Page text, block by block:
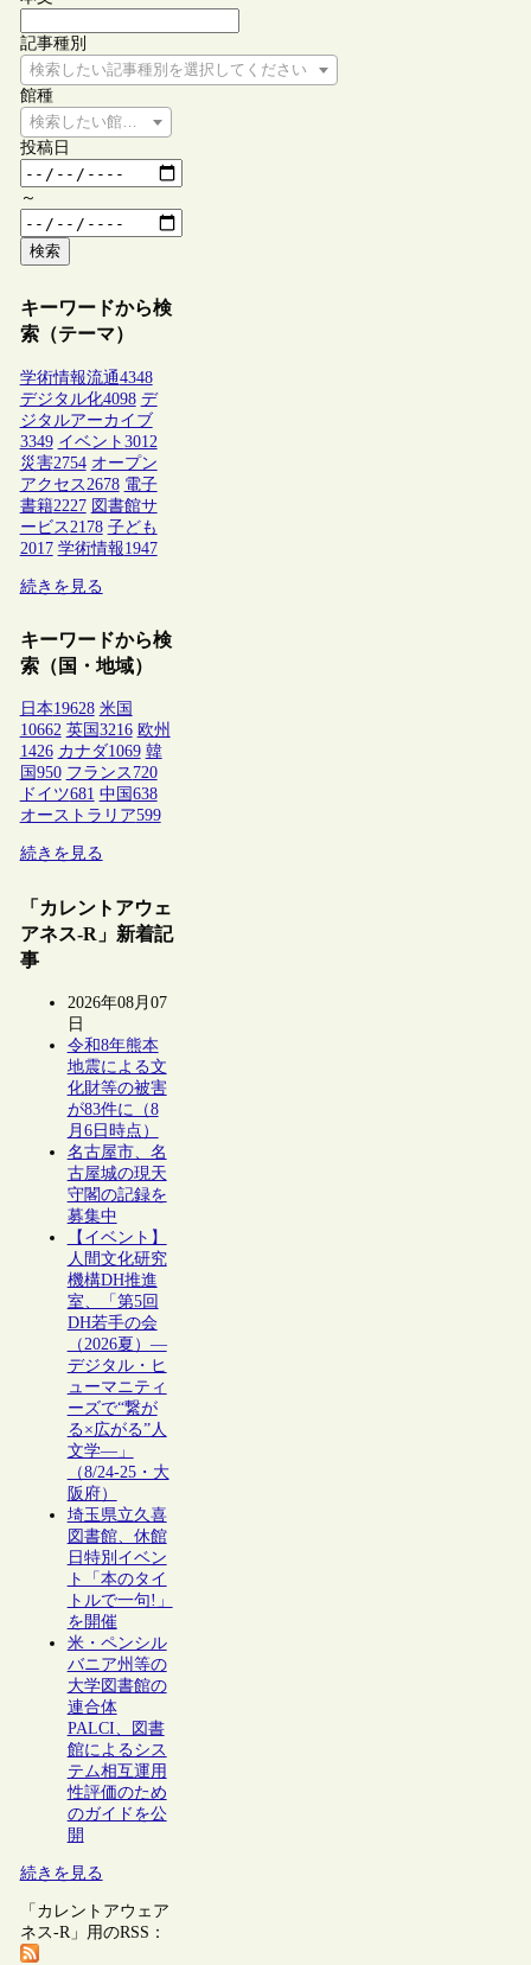
記事種別
検索したい記事種別を選択してください
館種
検索したい館種を選択してください
投稿日
～
検索
キーワードから検
索（テーマ）
学術情報流通4348
デジタル化4098 デ
ジタルアーカイブ
3349 イベント 3012
災害2754 オープン
アクセス 2678 電子
書籍2227 図書館サ
ービス 2178 子ども
2017 学術情報1947
続きを見る
キーワードから検
索（国・地域）
日本19628 米国
10662 英国 3216 欧州
1426 カナダ1069 韓
国 950 フランス 720
ドイツ681 中国 638
オーストラリア599
続きを見る
「カレントアウェ
アネス-R」新着記
事
2026年08月07
日
令和8年熊本
地震による文
化財等の被害
が83件に（8
月6日時点）
名古屋市、名
古屋城の現天
守閣の記録を
募集中
【イベント】
人間文化研究
機構DH推進
室、「第5回
DH若手の会
（2026夏）―
デジタル・ヒ
ューマニティ
ーズで“繋が
る×広がる”人
文学―」
（8/24-25・大
阪府）
埼玉県立久喜
図書館、休館
日特別イベン
ト「本のタイ
トルで一句!」
を開催
米・ペンシル
バニア州等の
大学図書館の
連合体
PALCI、図書
館によるシス
テム相互運用
性評価のため
のガイドを公
開
続きを見る
「カレントアウェア
ネス-R」用のRSS：